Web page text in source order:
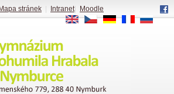
Mapa stránek Intranet|
Moodle
EN
CS DE FR RU